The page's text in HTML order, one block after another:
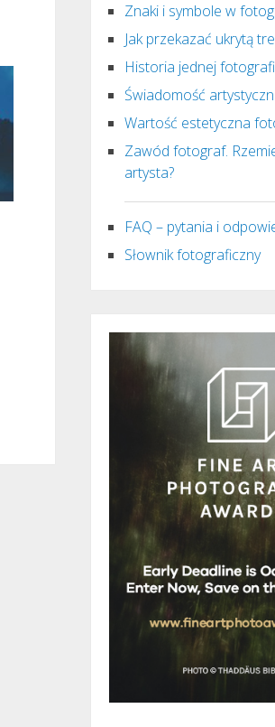
Znaki i symbole w
Jak przekazać ukrytą
Historia jednej
Świadomość
Wartość estetyczna
Zawód fotograf.
artysta?
FAQ – pytania i
Słownik fotograficzny